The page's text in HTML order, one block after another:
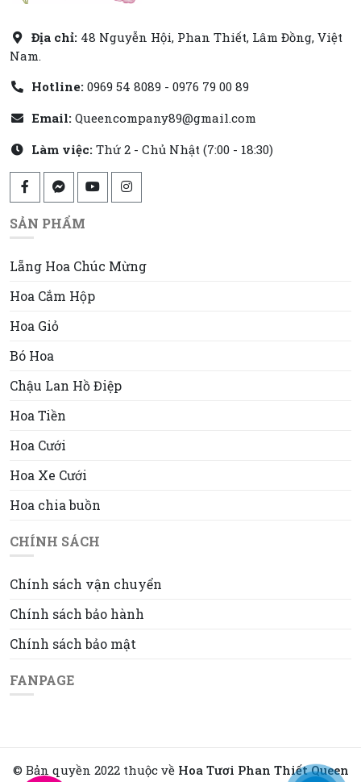
Địa chỉ: 48 Nguyễn Hội, Phan Thiết, Lâm Đồng, Việt
Nam.
Hotline: 0969 54 8089 - 0976 79 00 89
Email: Queencompany89@gmail.com
Làm việc: Thứ 2 - Chủ Nhật (7:00 - 18:30)
SẢN PHẨM
Lẵng Hoa Chúc Mừng
Hoa Cắm Hộp
Hoa Giỏ
Bó Hoa
Chậu Lan Hồ Điệp
Hoa Tiền
Hoa Cưới
Hoa Xe Cưới
Hoa chia buồn
CHÍNH SÁCH
Chính sách vận chuyển
Chính sách bảo hành
Chính sách bảo mật
FANPAGE
© Bản quyền 2022 thuộc về Hoa Tươi Phan Thiết Queen